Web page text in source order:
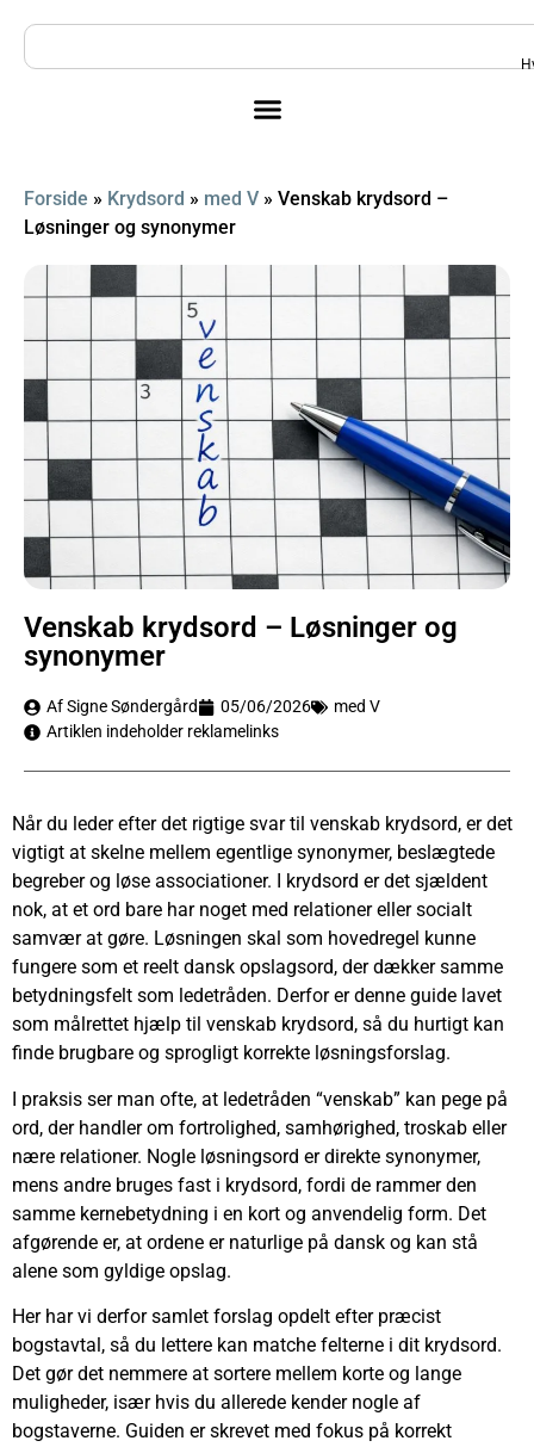
Forside » Krydsord » med V » Venskab krydsord –
Løsninger og synonymer
Venskab krydsord – Løsninger og
synonymer
Af Signe Søndergård 05/06/2026
med V
Artiklen indeholder reklamelinks
Når du leder efter det rigtige svar til venskab krydsord, er det
vigtigt at skelne mellem egentlige synonymer, beslægtede
begreber og løse associationer. I krydsord er det sjældent
nok, at et ord bare har noget med relationer eller socialt
samvær at gøre. Løsningen skal som hovedregel kunne
fungere som et reelt dansk opslagsord, der dækker samme
betydningsfelt som ledetråden. Derfor er denne guide lavet
som målrettet hjælp til venskab krydsord, så du hurtigt kan
finde brugbare og sprogligt korrekte løsningsforslag.
I praksis ser man ofte, at ledetråden “venskab” kan pege på
ord, der handler om fortrolighed, samhørighed, troskab eller
nære relationer. Nogle løsningsord er direkte synonymer,
mens andre bruges fast i krydsord, fordi de rammer den
samme kernebetydning i en kort og anvendelig form. Det
afgørende er, at ordene er naturlige på dansk og kan stå
alene som gyldige opslag.
Her har vi derfor samlet forslag opdelt efter præcist
bogstavtal, så du lettere kan matche felterne i dit krydsord.
Det gør det nemmere at sortere mellem korte og lange
muligheder, især hvis du allerede kender nogle af
bogstaverne. Guiden er skrevet med fokus på korrekt